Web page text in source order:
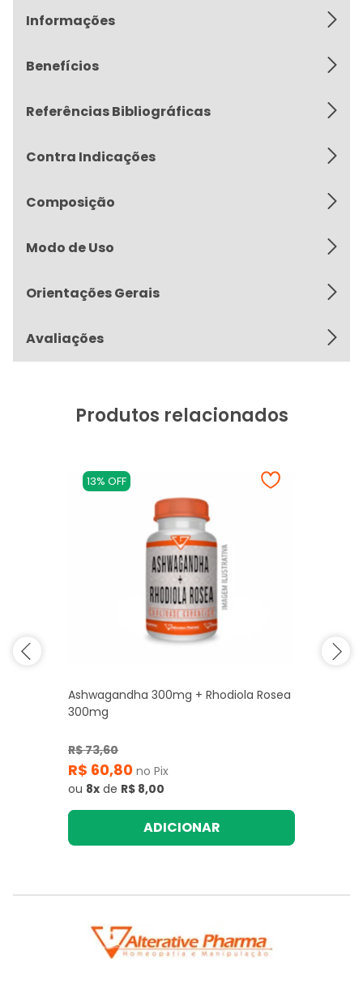
Informações
Benefícios
Referências Bibliográficas
Contra Indicações
Composição
Modo de Uso
Orientações Gerais
Avaliações
Produtos relacionados
13% OFF
Ashwagandha 300mg + Rhodiola Rosea
300mg
R$ 73,60
R$ 60,80 no Pix
ou 8x de R$ 8,00
ADICIONAR